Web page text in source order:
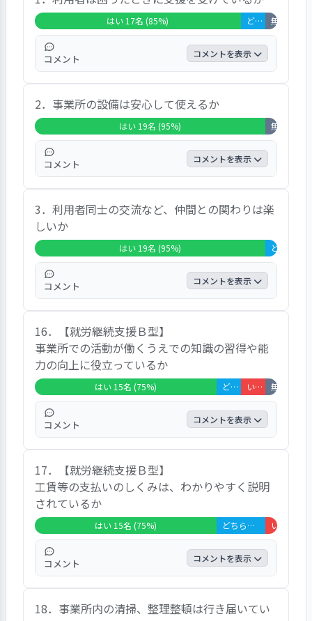
則正しく生活するために必要な場所になってい
る」「職員の対応がよい、違う仕事ができるので
よいと思う」「自分ができる作業をこれからも用
意してください」といったコメントがありまし
た。
はい 17名 (85%) どちらともいえない 2名 (10%)
コメント コメントを表示
全回答者20名のうち「困ったときに支援を受
けている」と回答した方が85％、「どちらと
もいえない」と回答した方が10％、「非該
当」と回答した方が5％でした。
2．事業所の設備は安心して使えるか
はい 19名 (95%)
コメント コメントを表示
全回答者20名のうち「事業所の設備は安心し
て使える」と回答した方が95％、「非該当」
と回答した方が5％でした。
3．利用者同士の交流など、仲間との関わりは楽
しいか
はい 19名 (95%)
コメント コメントを表示
全回答者20名のうち「利用者同士の交流な
ど、仲間との関わりは楽しい」と回答した方
が95％、「どちらともいえない」と回答した
方が5％でした。
16．【就労継続支援Ｂ型】
事業所での活動が働くうえでの知識の習得や能
力の向上に役立っているか
はい 15名 (75%) どちらともいえない 2名 (10%) いいえ 2名 (10%)
コメント コメントを表示
全回答者20名のうち「事業所での活動が働く
うえでの知識の習得や能力の向上に役立って
いる」と回答した方が75％、「どちらともい
えない」と回答した方が10％、「いいえ」と
回答した方が10％、「非該当」と回答した方
が5％でした。
17．【就労継続支援Ｂ型】
工賃等の支払いのしくみは、わかりやすく説明
されているか
はい 15名 (75%) どちらともいえない 4名 (20%)
コメント コメントを表示
全回答者20名のうち「工賃等の支払いのし
くみは、わかりやすく説明されている」と回
18．事業所内の清掃、整理整頓は行き届いてい